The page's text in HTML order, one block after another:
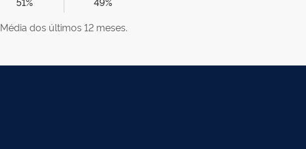
Média dos últimos 12 meses.